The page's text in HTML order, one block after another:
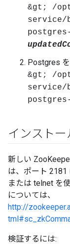
&gt; /
service/
Postgres を
&gt; /
service/
インストー
新しい
は、ポート 2181
または telnet を
については、
http://
検証するには: